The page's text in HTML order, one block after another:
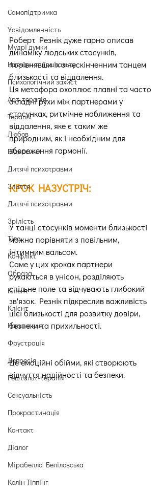
Самопідтримка
Усвідомленність
Мудрі думки
Навчання Гештальту
Психологічний захист
Арт-терапія
Терапія
Любов
Відносини
Дитячі психотравми
Злиття
Дитячі психотравми
Зрілість
Тіло
Конфлікт
Образа
Клієнт
Клієнт
Нарцисизм
Фрустрація
Депресія
Гештальт-терапія
Сексуальність
Прокрастинація
Контакт
Діалог
Мірабелла Беліловська
Колін Тіппінг
Роберт Резнік дуже гарно описав
динаміку людських стосунків,
порівнявши їх з нескінченним танцем
близькості та віддалення.
Ця метафора охоплює плавні та часто
складні рухи між партнерами у
стосунках, ритмічне наближення та
віддалення, яке є таким же
природним, як і необхідним для
збереження гармонії.
КРОК НАЗУСТРІЧ:
У танці стосунків моменти близькості
можна порівняти з повільним,
інтимним вальсом.
Саме у цих кроках партнери
рухаються в унісон, розділяють
спільне поле та відчувають глибокий
зв'язок. Резнік підкреслив важливість
цієї близькості для розвитку довіри,
безпеки та прихильності.
Це емоційні обійми, які створюють
відчуття надійності та безпеки.